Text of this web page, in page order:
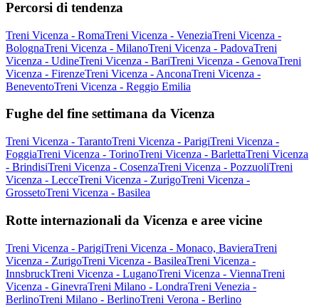
Percorsi di tendenza
Treni Vicenza - RomaTreni Vicenza - VeneziaTreni Vicenza -
BolognaTreni Vicenza - MilanoTreni Vicenza - PadovaTreni
Vicenza - UdineTreni Vicenza - BariTreni Vicenza - GenovaTreni
Vicenza - FirenzeTreni Vicenza - AnconaTreni Vicenza -
BeneventoTreni Vicenza - Reggio Emilia
Fughe del fine settimana da Vicenza
Treni Vicenza - TarantoTreni Vicenza - ParigiTreni Vicenza -
FoggiaTreni Vicenza - TorinoTreni Vicenza - BarlettaTreni Vicenza
- BrindisiTreni Vicenza - CosenzaTreni Vicenza - PozzuoliTreni
Vicenza - LecceTreni Vicenza - ZurigoTreni Vicenza -
GrossetoTreni Vicenza - Basilea
Rotte internazionali da Vicenza e aree vicine
Treni Vicenza - ParigiTreni Vicenza - Monaco, BavieraTreni
Vicenza - ZurigoTreni Vicenza - BasileaTreni Vicenza -
InnsbruckTreni Vicenza - LuganoTreni Vicenza - ViennaTreni
Vicenza - GinevraTreni Milano - LondraTreni Venezia -
BerlinoTreni Milano - BerlinoTreni Verona - Berlino